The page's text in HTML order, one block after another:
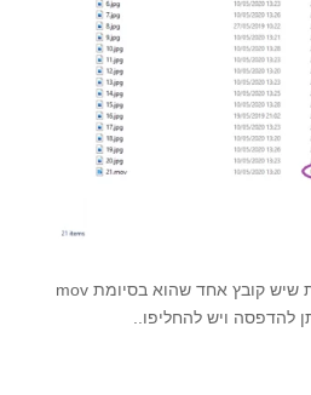
בדוגנמה שכאן ניתן לראות שיש קובץ אחד שהוא בסיומת mov
להדפסה ויש להחליפו..